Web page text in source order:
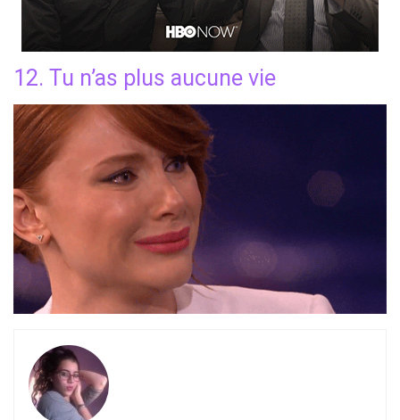
12. Tu n’as plus aucune vie